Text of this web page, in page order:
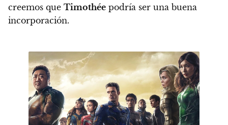
creemos que Timothée podría ser una buena
incorporación.